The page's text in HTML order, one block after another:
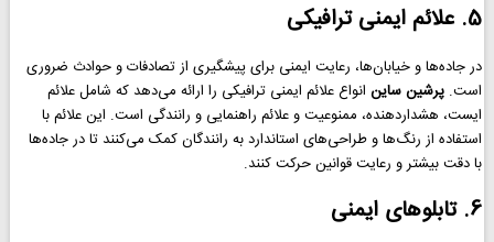
5. علائم ایمنی ترافیکی
در جاده‌ها و خیابان‌ها، رعایت ایمنی برای پیشگیری از تصادفات و حوادث ضروری
است.پرشین ساین انواع علائم ایمنی ترافیکی را ارائه می‌دهد که شامل علائم
ایست، هشداردهنده، ممنوعیت و علائم راهنمایی و رانندگی است. این علائم با
استفاده از رنگ‌ها و طراحی‌های استاندارد به رانندگان کمک می‌کنند تا در جاده‌ها
با دقت بیشتر و رعایت قوانین حرکت کنند.
6. تابلوهای ایمنی